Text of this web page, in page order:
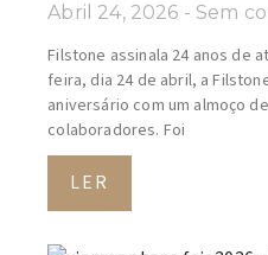
Abril 24, 2026 Sem
Filstone assinala 24 anos de
feira, dia 24 de abril, a
aniversário com um almoço
colaboradores. Foi
LER